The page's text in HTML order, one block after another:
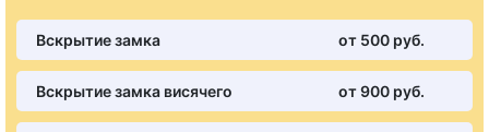
Вскрытие замка от 500 pуб.
Вскрытие замка висячего от 900 pуб.